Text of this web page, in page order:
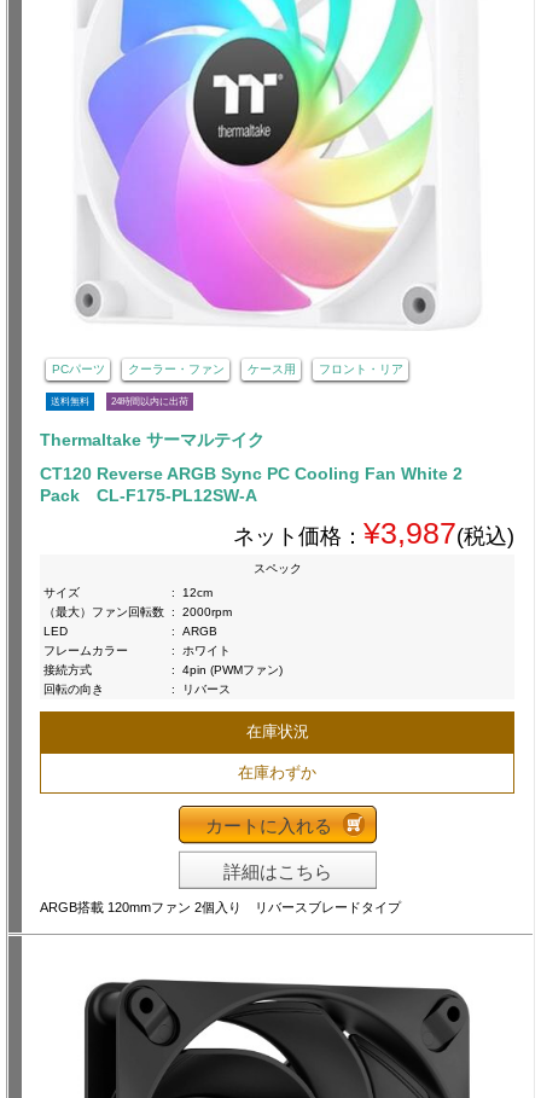
PCパーツ クーラー・ファン ケース用 フロント・リア
送料無料 24時間以内に出荷
Thermaltake サーマルテイク
CT120 Reverse ARGB Sync PC Cooling Fan White 2
Pack CL-F175-PL12SW-A
ネット価格： ¥3,987(税込)
スペック
サイズ
:
12cm
（最大）ファン回転数 :
2000rpm
LED
:
ARGB
フレームカラー
:
ホワイト
接続方式
:
4pin (PWMファン)
回転の向き
: リバース
在庫状況
在庫わずか
カートに入れる
詳細はこちら
ARGB搭載 120mmファン 2個入り リバースブレードタイプ